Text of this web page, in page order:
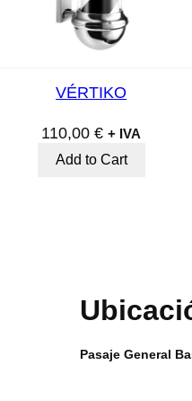
VÉRTIKO
110,00€ + IVA
Add to Cart
Pasaje General